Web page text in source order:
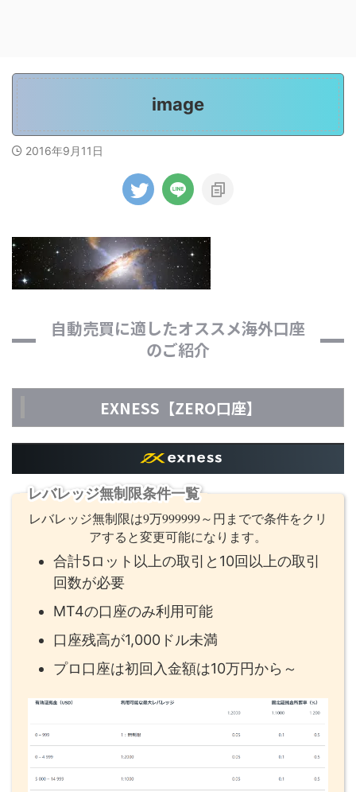
image
2016年9月11日
自動売買に適したオススメ海外口座
のご紹介
EXNESS【ZERO口座】
レバレッジ無制限条件一覧
レバレッジ無制限は9万999999～円までで条件をクリ
アすると変更可能になります。
合計5ロット以上の取引と10回以上の取引
回数が必要
MT4の口座のみ利用可能
口座残高が1,000ドル未満
プロ口座は初回入金額は10万円から～